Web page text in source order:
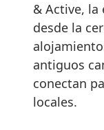
& Active, la
desde la
antiguos
conectan
locales.